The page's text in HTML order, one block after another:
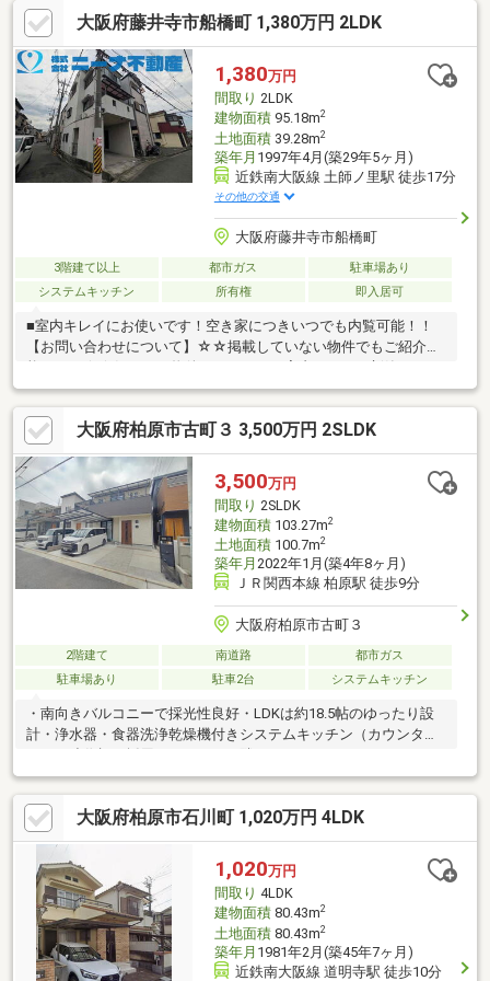
大阪府藤井寺市船橋町 1,380万円 2LDK
1,380万円
間取り 2LDK
建物面積95.18m2
土地面積39.28m2
築年月 1997年4月(築29年5ヶ月)
近鉄南大阪線 土師ノ里駅 徒歩17分
その他の交通
大阪府藤井寺市船橋町
3階建て以上 都市ガス
駐車場あり
システムキッチン
所有権 即入居可
■室内キレイにお使いです！空き家につきいつでも内覧可能！！
【お問い合わせについて】☆☆掲載していない物件でもご紹介可
ォームのご相談も承ります！◎資料請求、メールでのお問い合わ
せは24時間受付中♪◎18時以降のご見学ご相談・オンライン対応
も可能♪詳細資料のご請求・物件見学のご依頼はお気軽にお問い合
わせください！【住宅ローン相談会開催中】初めてでご不安な
方、各借入限度額を知りたい方資金・支払い計画を立てたい方、
住み替えをお考えの方無料相談受付中です♪是非お気軽にお電話く
ださい！
大阪府柏原市古町３ 3,500万円 2SLDK
3,500万円
間取り 2SLDK
建物面積103.27m2
土地面積100.7m2
築年月 2022年1月(築4年8ヶ月)
ＪＲ関西本線 柏原駅 徒歩9分
大阪府柏原市古町３
2階建て 南道路
都市ガス
駐車場あり
駐車2台 システムキッチン
・南向きバルコニーで採光性良好・LDKは約18.5帖のゆったり設
計・浄水器・食器洗浄乾燥機付きシステムキッチン（カウンター
り、洗面所へと続く効率の良い導線・大きな鏡のある洗面化粧台
は、椅子に座りながら身支度が可能・24時間換気・浴室暖房乾燥
機付きシステムバス・各階にトイレ設置・各部屋はもちろん、ウ
ォークイン・シューズインクローゼット、納戸、階段下など細部
にまでこだわった収納スペースが充実・断熱性・気密性効果のあ
る樹脂製サッシを採用現在居住中につき、室内写真は掲載できて
おりませんが、是非一度実際にご覧になってください。
大阪府柏原市石川町 1,020万円 4LDK
1,020万円
間取り 4LDK
建物面積80.43m2
土地面積80.43m2
築年月 1981年2月(築45年7ヶ月)
近鉄南大阪線 道明寺駅 徒歩10分